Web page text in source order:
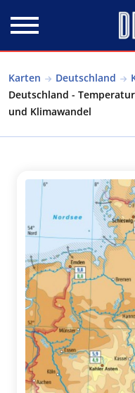
Karten Deutschland
Deutschland -
und Klimawandel